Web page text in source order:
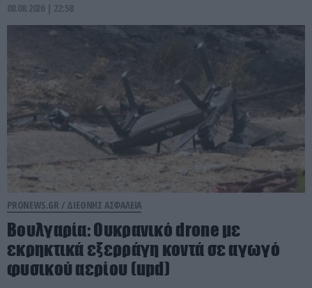
08.08.2026 | 22:58
PRONEWS.GR / ΔΙΕΘΝΗΣ ΑΣΦΑΛΕΙΑ
Βουλγαρία: Ουκρανικό drone με
εκρηκτικά εξερράγη κοντά σε αγωγό
φυσικού αερίου (upd)